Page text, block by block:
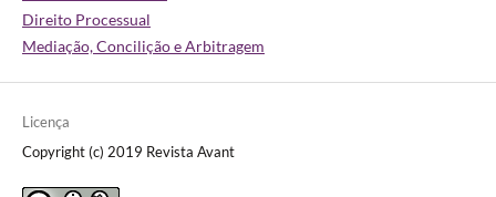
Direito Processual
Mediação, Concilição e Arbitragem
Licença
Copyright (c) 2019 Revista Avant